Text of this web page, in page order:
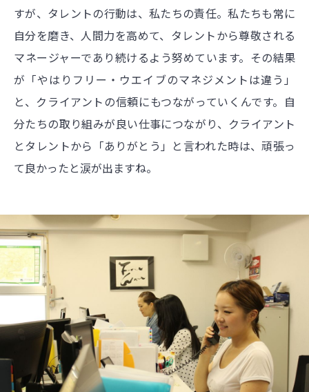
すが、タレントの行動は、私たちの責任。私たちも常に
自分を磨き、人間力を高めて、タレントから尊敬される
マネージャーであり続けるよう努めています。その結果
が「やはりフリー・ウエイブのマネジメントは違う」
と、クライアントの信頼にもつながっていくんです。自
分たちの取り組みが良い仕事につながり、クライアント
とタレントから「ありがとう」と言われた時は、頑張っ
て良かったと涙が出ますね。